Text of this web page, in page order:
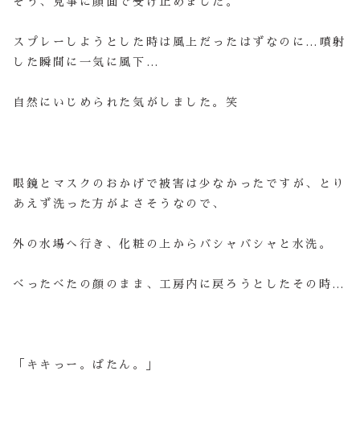
スプレーしようとした時は風上だったはずなのに…噴射
した瞬間に一気に風下…
自然にいじめられた気がしました。笑
眼鏡とマスクのおかげで被害は少なかったですが、とり
あえず洗った方がよさそうなので、
外の水場へ行き、化粧の上からバシャバシャと水洗。
べったべたの顔のまま、工房内に戻ろうとしたその時…
「キキっー。ぱたん。」